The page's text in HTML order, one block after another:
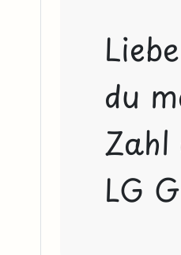
du
Zahl
LG